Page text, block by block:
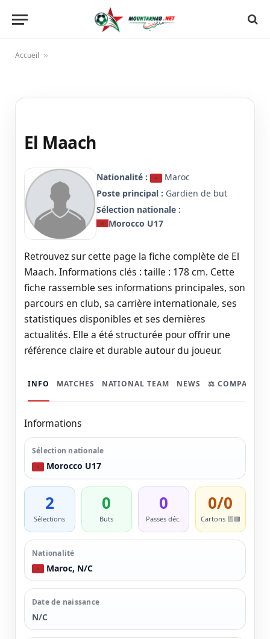
Accueil »
El Maach
Nationalité :
Maroc
Poste principal : Gardien de but
Sélection nationale :
Morocco U17
Retrouvez sur cette page la fiche complète de El
Maach. Informations clés : taille : 178 cm. Cette
fiche rassemble ses informations principales, son
parcours en club, sa carrière internationale, ses
statistiques disponibles et ses dernières
actualités. Elle a été structurée pour offrir une
référence claire et durable autour du joueur.
INFO MATCHES NATIONAL TEAM NEWS ⚖️ COMPARER
Informations
Sélection nationale
Morocco U17
2
Sélections
0
Buts
0
Passes déc.
0/0
Cartons 🟨🟥
Nationalité
Maroc, N/C
Date de naissance
N/C